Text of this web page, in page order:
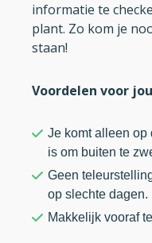
informatie te
plant. Zo kom je
staan!
Voordelen voor jou
Je komt alleen op
is om buiten te
Geen
op slechte dagen.
Makkelijk vooraf